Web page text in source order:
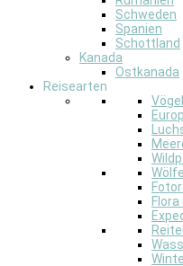
Schweden
Spanien
Schottland
Kanada
Ostkanada
Reisearten